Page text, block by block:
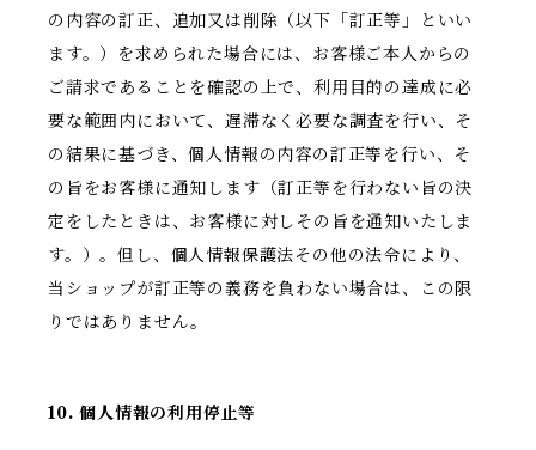
の内容の訂正、追加又は削除（以下「訂正等」といい
ます。）を求められた場合には、お客様ご本人からの
ご請求であることを確認の上で、利用目的の達成に必
要な範囲内において、遅滞なく必要な調査を行い、そ
の結果に基づき、個人情報の内容の訂正等を行い、そ
の旨をお客様に通知します（訂正等を行わない旨の決
定をしたときは、お客様に対しその旨を通知いたしま
す。）。但し、個人情報保護法その他の法令により、
当ショップが訂正等の義務を負わない場合は、この限
りではありません。
10. 個人情報の利用停止等